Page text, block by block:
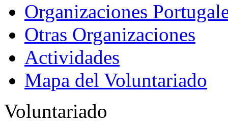
Organizaciones
Otras Organizaciones
Actividades
Mapa del Voluntariado
Voluntariado